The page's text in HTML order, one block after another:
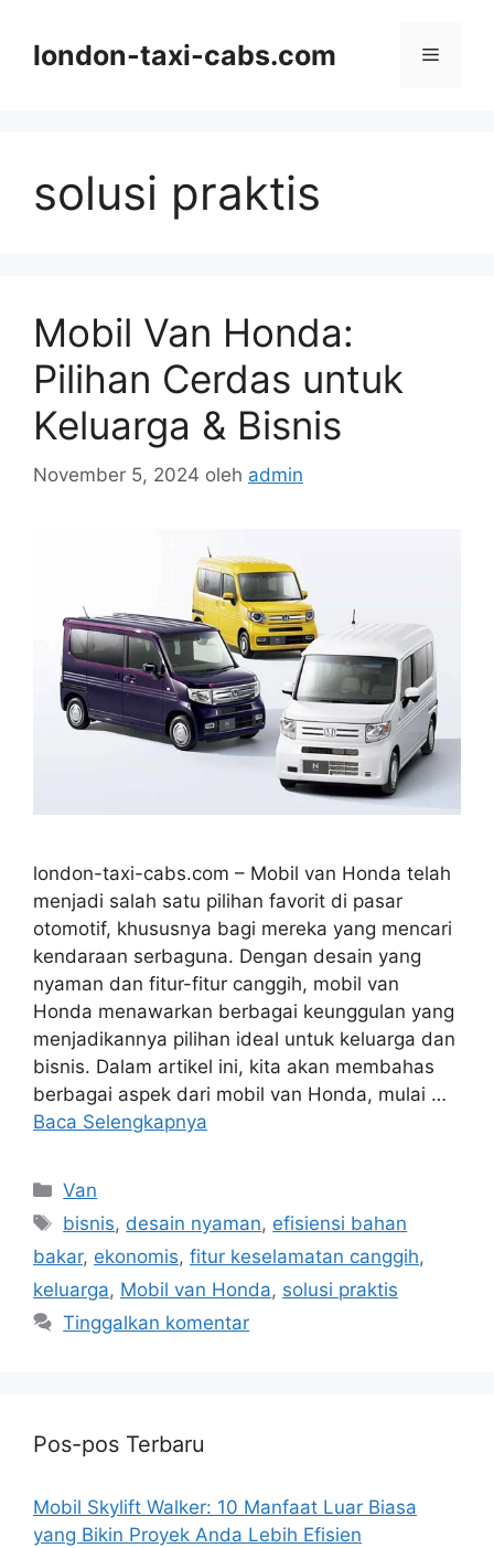
london-taxi-cabs.com Menu
solusi praktis
Mobil Van Honda:
Pilihan Cerdas untuk
Keluarga & Bisnis
November 5, 2024 oleh admin
london-taxi-cabs.com – Mobil van Honda telah
menjadi salah satu pilihan favorit di pasar
otomotif, khususnya bagi mereka yang mencari
kendaraan serbaguna. Dengan desain yang
nyaman dan fitur-fitur canggih, mobil van
Honda menawarkan berbagai keunggulan yang
menjadikannya pilihan ideal untuk keluarga dan
bisnis. Dalam artikel ini, kita akan membahas
berbagai aspek dari mobil van Honda, mulai …
Baca Selengkapnya
Kategori
Van
Tag
bisnis, desain nyaman, efisiensi bahan
bakar, ekonomis, fitur keselamatan canggih,
keluarga, Mobil van Honda, solusi praktis
Tinggalkan komentar
Pos-pos Terbaru
Mobil Skylift Walker: 10 Manfaat Luar Biasa
yang Bikin Proyek Anda Lebih Efisien